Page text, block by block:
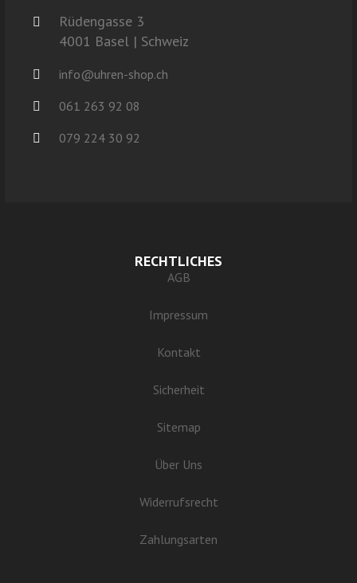
Rüdengasse 3
4001 Basel | Schweiz
info@uhren-shop.ch
061 263 92 08
079 224 30 92
RECHTLICHES
AGB
Impressum
Kontakt
Sicherheit
Sitemap
Über Uns
Widerrufsrecht
Zahlungsarten